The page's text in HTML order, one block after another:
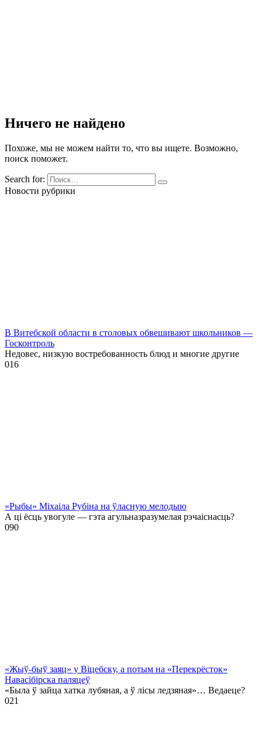
Ничего не найдено
Похоже, мы не можем найти то, что вы ищете. Возможно,
поиск поможет.
Search for:
Новости рубрики
В Витебской области в столовых обвешивают школьников —
Госконтроль
Недовес, низкую востребованность блюд и многие другие
016
«Рыбы» Міхаіла Рубіна на ўласную мелодыю
А ці ёсць увогуле — гэта агульназразумелая рэчаіснасць?
090
«Жыў-быў заяц» у Віцебску, а потым на «Перекрёсток»
Навасібірска паляцеў
«Была ў зайца хатка лубяная, а ў лісы ледзяная»… Ведаеце?
021